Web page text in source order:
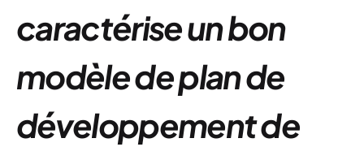
caractérise un bon
modèle de plan de
développement de